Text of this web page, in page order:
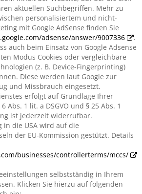
aktuellen Suchbegriffen. Mehr zu
personalisiertem und nicht-
mit Google AdSense finden Sie
adsense/answer/9007336
.
auch beim Einsatz von Google Adsense
Modus Cookies oder vergleichbare
(z. B. Device-Fingerprinting)
Diese werden laut Google zur
und Missbrauch eingesetzt.
erfolgt auf Grundlage Ihrer
Abs. 1 lit. a DSGVO und § 25 Abs. 1
ist jederzeit widerrufbar.
in die USA wird auf die
der EU-Kommission gestützt. Details
businesses/controllerterms/mccs/
selbstständig in Ihrem
Klicken Sie hierzu auf folgenden